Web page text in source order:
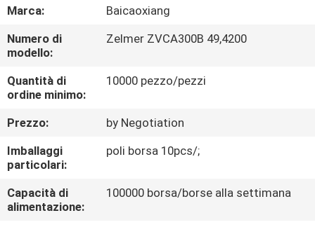
GIRO
DELLA
FABBRICA
CONTROLLO
DI
QUALITÀ
CONTATTICI
Marca:
Baicaoxiang
Numero di
modello:
Zelmer ZVCA300B 49,4200
Quantità di
ordine minimo:
10000 pezzo/pezzi
Prezzo:
by Negotiation
Imballaggi
particolari:
poli borsa 10pcs/;
Capacità di
alimentazione:
100000 borsa/borse alla settimana